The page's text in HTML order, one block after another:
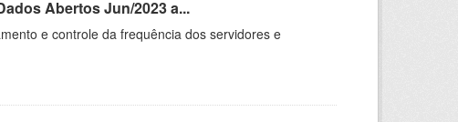
Abertos Jun/2023 a...
e controle da frequência dos servidores e